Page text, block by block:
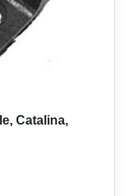
Catalina,
695,00 kr.
är: 595,00 kr.